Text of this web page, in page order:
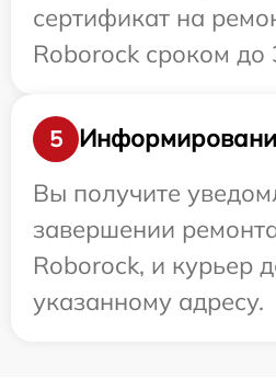
сертификат на
Roborock сроком до
5
Вы получите
завершении
Roborock, и курьер
указанному адресу.